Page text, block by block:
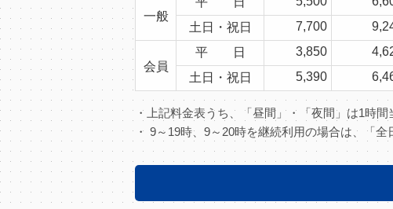
一般
土日・祝日 7,700
会員
平 日 3,850
土日・祝日
5,390
・上記料金表うち、「昼間」・「夜間」は1時
・ 9～19時、9～20時を継続利用の場合は、「全